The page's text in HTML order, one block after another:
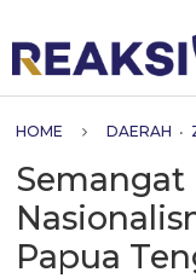
HOME DAERAH •
Papua